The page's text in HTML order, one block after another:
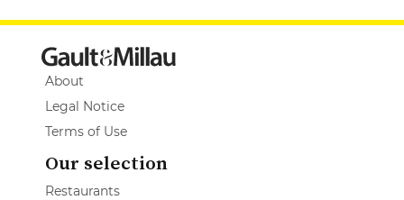
About
Legal Notice
Terms of Use
Our selection
Restaurants